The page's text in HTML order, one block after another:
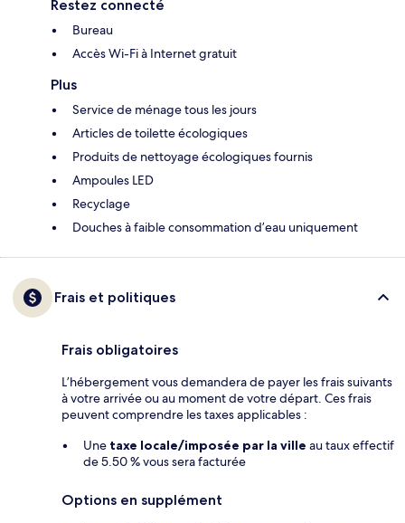
Restez connecté
Bureau
Accès Wi-Fi à Internet gratuit
Plus
Service de ménage tous les jours
Articles de toilette écologiques
Produits de nettoyage écologiques fournis
Ampoules LED
Recyclage
Douches à faible consommation d’eau uniquement
Frais et politiques
Frais obligatoires
L’hébergement vous demandera de payer les frais suivants
à votre arrivée ou au moment de votre départ. Ces frais
peuvent comprendre les taxes applicables :
Une taxe locale/imposée par la ville au taux effectif
de 5.50 % vous sera facturée
Options en supplément